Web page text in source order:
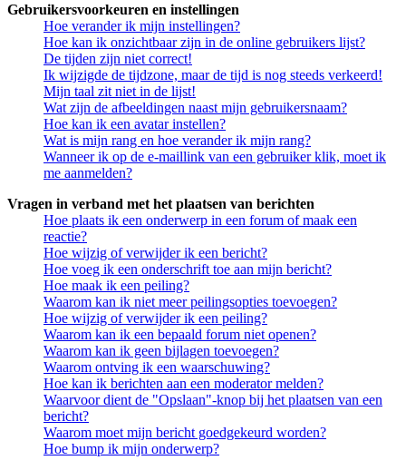
Gebruikersvoorkeuren en instellingen
Hoe verander ik mijn instellingen?
Hoe kan ik onzichtbaar zijn in de online gebruikers lijst?
De tijden zijn niet correct!
Ik wijzigde de tijdzone, maar de tijd is nog steeds verkeerd!
Mijn taal zit niet in de lijst!
Wat zijn de afbeeldingen naast mijn gebruikersnaam?
Hoe kan ik een avatar instellen?
Wat is mijn rang en hoe verander ik mijn rang?
Wanneer ik op de e-maillink van een gebruiker klik, moet ik
me aanmelden?
Vragen in verband met het plaatsen van berichten
Hoe plaats ik een onderwerp in een forum of maak een
reactie?
Hoe wijzig of verwijder ik een bericht?
Hoe voeg ik een onderschrift toe aan mijn bericht?
Hoe maak ik een peiling?
Waarom kan ik niet meer peilingsopties toevoegen?
Hoe wijzig of verwijder ik een peiling?
Waarom kan ik een bepaald forum niet openen?
Waarom kan ik geen bijlagen toevoegen?
Waarom ontving ik een waarschuwing?
Hoe kan ik berichten aan een moderator melden?
Waarvoor dient de "Opslaan"-knop bij het plaatsen van een
bericht?
Waarom moet mijn bericht goedgekeurd worden?
Hoe bump ik mijn onderwerp?